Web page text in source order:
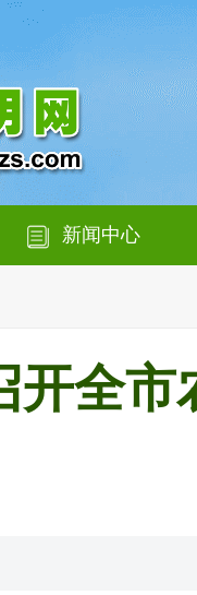
新闻中心
开全市